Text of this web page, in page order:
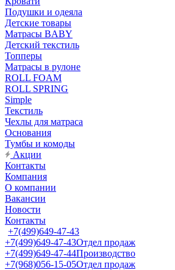
Подушки и одеяла
Детские товары
Матрасы BABY
Детский текстиль
Топперы
Матрасы в рулоне
ROLL FOAM
ROLL SPRING
Simple
Текстиль
Чехлы для матраса
Основания
Тумбы и комоды
Акции
Контакты
Компания
О компании
Вакансии
Новости
Контакты
+7(499)649-47-43
+7(499)649-47-43Отдел продаж
+7(499)649-47-44Производство
+7(968)056-15-05Отдел продаж